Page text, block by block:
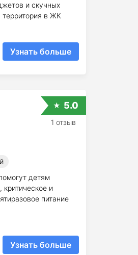
и скучных
территория в ЖК
Узнать больше
детям
и
питание
Узнать больше
5.0
1 отзыв